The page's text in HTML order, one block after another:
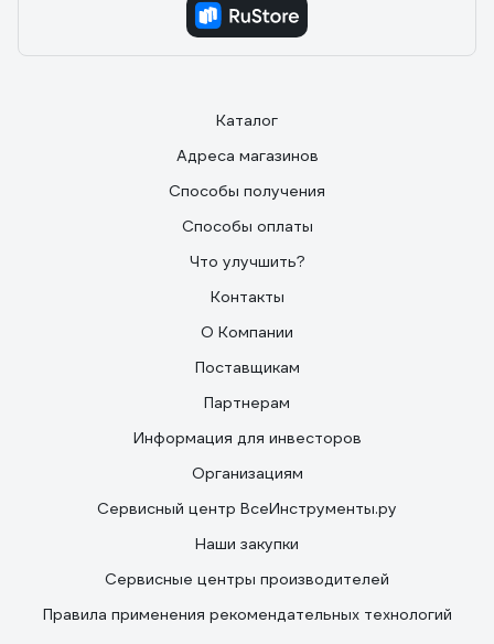
Каталог
Адреса магазинов
Способы получения
Способы оплаты
Что улучшить?
Контакты
О Компании
Поставщикам
Партнерам
Информация для инвесторов
Организациям
Сервисный центр ВсеИнструменты.ру
Наши закупки
Сервисные центры производителей
Правила применения рекомендательных технологий